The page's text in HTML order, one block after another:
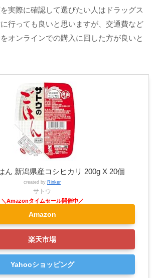
実際に確認して選びたい人はドラッグス
行っても良いと思いますが、交通費など
オンラインでの購入に回した方が良いと
ん 新潟県産コシヒカリ 200g X 20個
created by Rinker
サトウ
Amazon
楽天市場
Yahooショッピング